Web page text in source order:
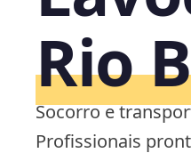
Rio
Socorro e
Profissionais